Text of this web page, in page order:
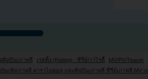
ศิลปินเกาหลี เรตติ้ง (Rating) : ซีรี่ย์/วาไรตี้
MV/PV/Teaser
บันเทิงเกาหลี ดาราไอดอล และศิลปินเกาหลี ซีรี่ย์เกาหลี MV